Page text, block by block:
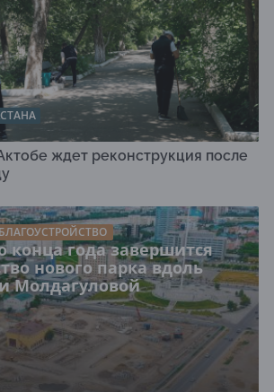
ждет реконструкция после
конца года завершится
нового парка вдоль
Молдагуловой